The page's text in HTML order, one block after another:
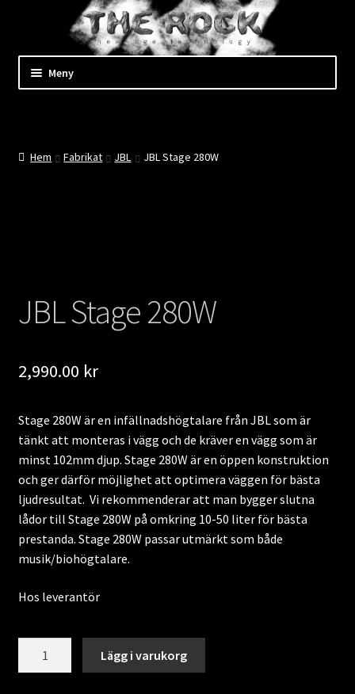
till
till
Meny
Kassan
Evenemang
Hem Fabrikat JBL JBL Stage 280W
JBL Stage 280W
2,990.00 kr
Stage 280W är en infällnadshögtalare från JBL som är
tänkt att monteras i vägg och de kräver en vägg som är
minst 102mm djup. Stage 280W är en öppen konstruktion
och ger därför möjlighet att optimera väggen för bästa
ljudresultat. Vi rekommenderar att man bygger slutna
lådor till Stage 280W på omkring 10-50 liter för bästa
prestanda. Stage 280W passar utmärkt som både
musik/biohögtalare.
Hos leverantör
Lägg i varukorg